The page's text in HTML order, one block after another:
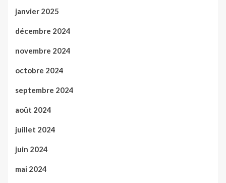
janvier 2025
décembre 2024
novembre 2024
octobre 2024
septembre 2024
août 2024
juillet 2024
juin 2024
mai 2024